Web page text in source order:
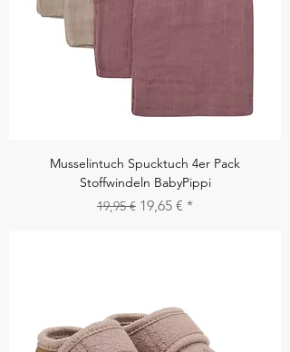
Musselintuch Spucktuch 4er Pack
Stoffwindeln BabyPippi
Standardpreis
19,95 € Sale-Preis
19,65 €